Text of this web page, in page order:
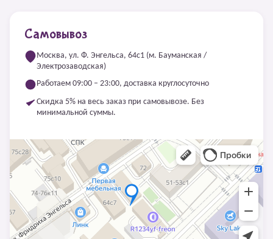
Самовывоз
Москва, ул. Ф. Энгельса, 64с1 (м. Бауманская /
Электрозаводская)
Работаем 09:00 – 23:00, доставка круглосуточно
Скидка 5% на весь заказ при самовывозе. Без
минимальной суммы.